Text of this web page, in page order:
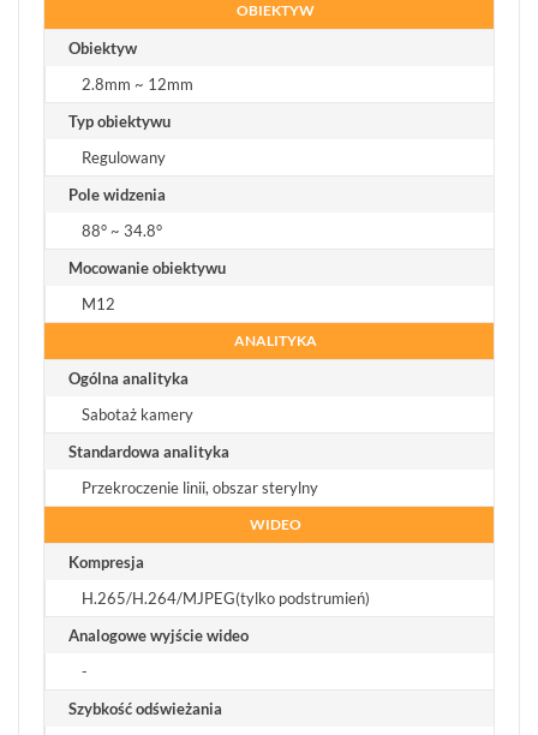
OBIEKTYW
Obiektyw
2.8mm ~ 12mm
Typ obiektywu
Regulowany
Pole widzenia
88° ~ 34.8°
Mocowanie obiektywu
M12
ANALITYKA
Ogólna analityka
Sabotaż kamery
Standardowa analityka
Przekroczenie linii, obszar sterylny
WIDEO
Kompresja
H.265/H.264/MJPEG(tylko podstrumień)
Analogowe wyjście wideo
-
Szybkość odświeżania